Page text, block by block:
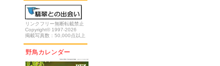
リンクフリー無断転載禁止
Copyright© 1997-2026
掲載写真数：50,000点以上
野鳥カレンダー